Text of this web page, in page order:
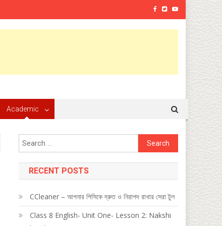
Academic
Search
for:
RECENT POSTS
CCleaner – আপনার পিসিকে দ্রুত ও নিরাপদ রাখার সেরা টুল
Class 8 English- Unit One- Lesson 2: Nakshi